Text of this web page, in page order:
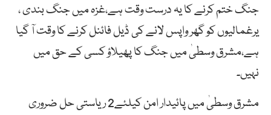
جنگ ختم کرنے کا یہ درست وقت ہے،غزہ میں جنگ بندی ،
یرغمالیوں کو گھر واپس لانے کی ڈیل فائنل کرنے کا وقت آ گیا
ہے،مشرق وسطیٰ میں جنگ کا پھیلاؤ کسی کے حق میں
نہیں۔
مشرق وسطیٰ میں پائیدار امن کیلئے2 ریاستی حل ضروری